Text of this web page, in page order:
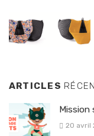
ARTICLES
Mission
20 avril